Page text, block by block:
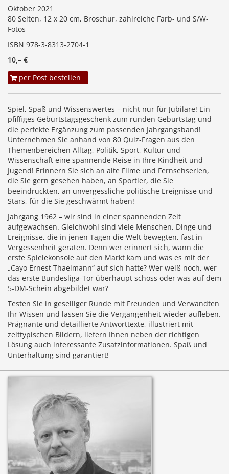
Oktober 2021
80 Seiten, 12 x 20 cm, Broschur, zahlreiche Farb- und S/W-
Fotos
ISBN 978-3-8313-2704-1
10,– €
per Post bestellen
Spiel, Spaß und Wissenswertes – nicht nur für Jubilare! Ein
pfiffiges Geburtstagsgeschenk zum runden Geburtstag und
die perfekte Ergänzung zum passenden Jahrgangsband!
Unternehmen Sie anhand von 80 Quiz-Fragen aus den
Themenbereichen Alltag, Politik, Sport, Kultur und
Wissenschaft eine spannende Reise in Ihre Kindheit und
Jugend! Erinnern Sie sich an alte Filme und Fernsehserien,
die Sie gern gesehen haben, an Sportler, die Sie
beeindruckten, an unvergessliche politische Ereignisse und
Stars, für die Sie geschwärmt haben!
Jahrgang 1962 – wir sind in einer spannenden Zeit
aufgewachsen. Gleichwohl sind viele Menschen, Dinge und
Ereignisse, die in jenen Tagen die Welt bewegten, fast in
Vergessenheit geraten. Denn wer erinnert sich, wann die
erste Spielekonsole auf den Markt kam und was es mit der
„Cayo Ernest Thaelmann“ auf sich hatte? Wer weiß noch, wer
das erste Bundesliga-Tor überhaupt schoss oder was auf dem
5-DM-Schein abgebildet war?
Testen Sie in geselliger Runde mit Freunden und Verwandten
Ihr Wissen und lassen Sie die Vergangenheit wieder aufleben.
Prägnante und detaillierte Antworttexte, illustriert mit
zeittypischen Bildern, liefern Ihnen neben der richtigen
Lösung auch interessante Zusatzinformationen. Spaß und
Unterhaltung sind garantiert!